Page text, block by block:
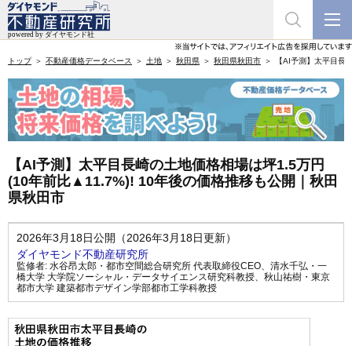
トップ 不動産価格データベース 土地 秋田県 秋田県秋田市 【AI予測】太平目
【AI予測】太平目長崎の土地価格相場は坪1.5万円
(10年前比▲11.7%)! 10年後の価格推移も公開｜秋田
県秋田市
2026年3月18日公開（2026年3月18日更新）
ダイヤモンド不動産研究所
監修者: 水谷昂太郎・都市空間総合研究所 代表取締役CEO、 清水千弘・一
橋大学 大学院ソーシャル・データサイエンス研究科教授、 秋山祐樹・東京
都市大学 建築都市デザイン学部都市工学科教授